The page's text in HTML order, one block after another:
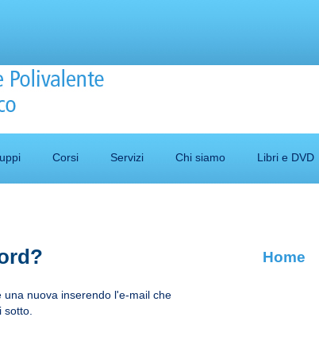
Corsi Servizi Chi siamo Libri e DVD
Home
nuova inserendo l'e-mail che
sotto.